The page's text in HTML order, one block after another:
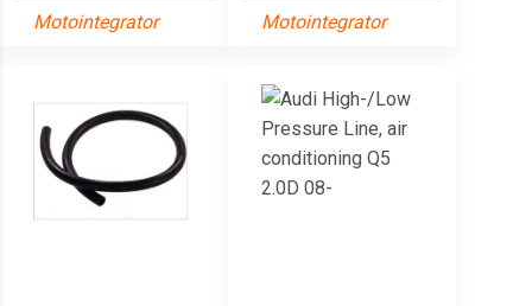
Motointegrator
Motointegrator